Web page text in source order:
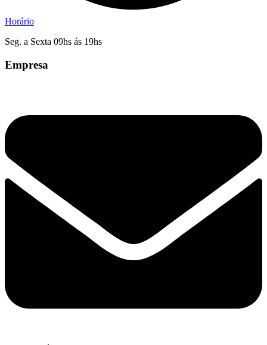
Horário
Seg. a Sexta 09hs ás 19hs
Empresa